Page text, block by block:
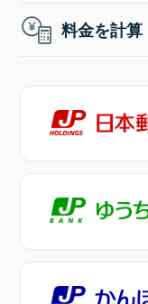
料金を計算